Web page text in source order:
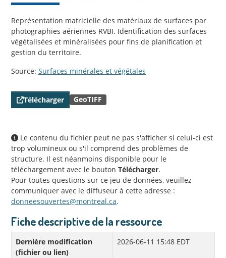
Représentation matricielle des matériaux de surfaces par
photographies aériennes RVBI. Identification des surfaces
végétalisées et minéralisées pour fins de planification et
gestion du territoire.
Source: Surfaces minérales et végétales
Télécharger GeoTIFF
Le contenu du fichier peut ne pas s'afficher si celui-ci est
trop volumineux ou s'il comprend des problèmes de
structure. Il est néanmoins disponible pour le
téléchargement avec le bouton Télécharger.
Pour toutes questions sur ce jeu de données, veuillez
communiquer avec le diffuseur à cette adresse :
donneesouvertes@montreal.ca.
Fiche descriptive de la ressource
Dernière modification
(fichier ou lien)
2026-06-11 15:48 EDT